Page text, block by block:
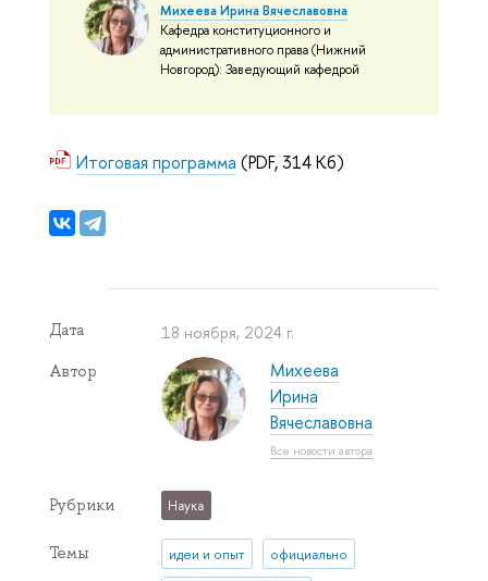
Михеева Ирина Вячеславовна
Кафедра конституционного и
административного права (Нижний
Новгород): Заведующий кафедрой
Итоговая программа (PDF, 314 Кб)
Дата 18 ноября, 2024 г.
Автор
Михеева
Ирина
Вячеславовна
Все новости автора
Рубрики Наука
Темы идеи и опыт официально